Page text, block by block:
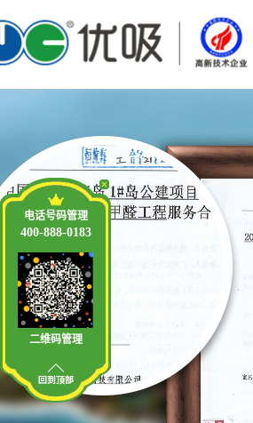
电话号码管理
400-888-0183
二维码管理